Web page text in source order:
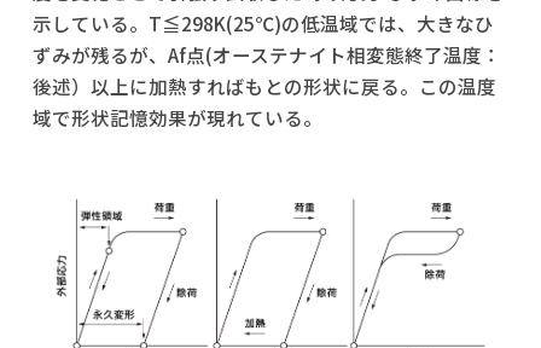
示している。T≦298K(25℃)の低温域では、大きなひ
ずみが残るが、Af点(オーステナイト相変態終了温度：
後述）以上に加熱すればもとの形状に戻る。この温度
域で形状記憶効果が現れている。